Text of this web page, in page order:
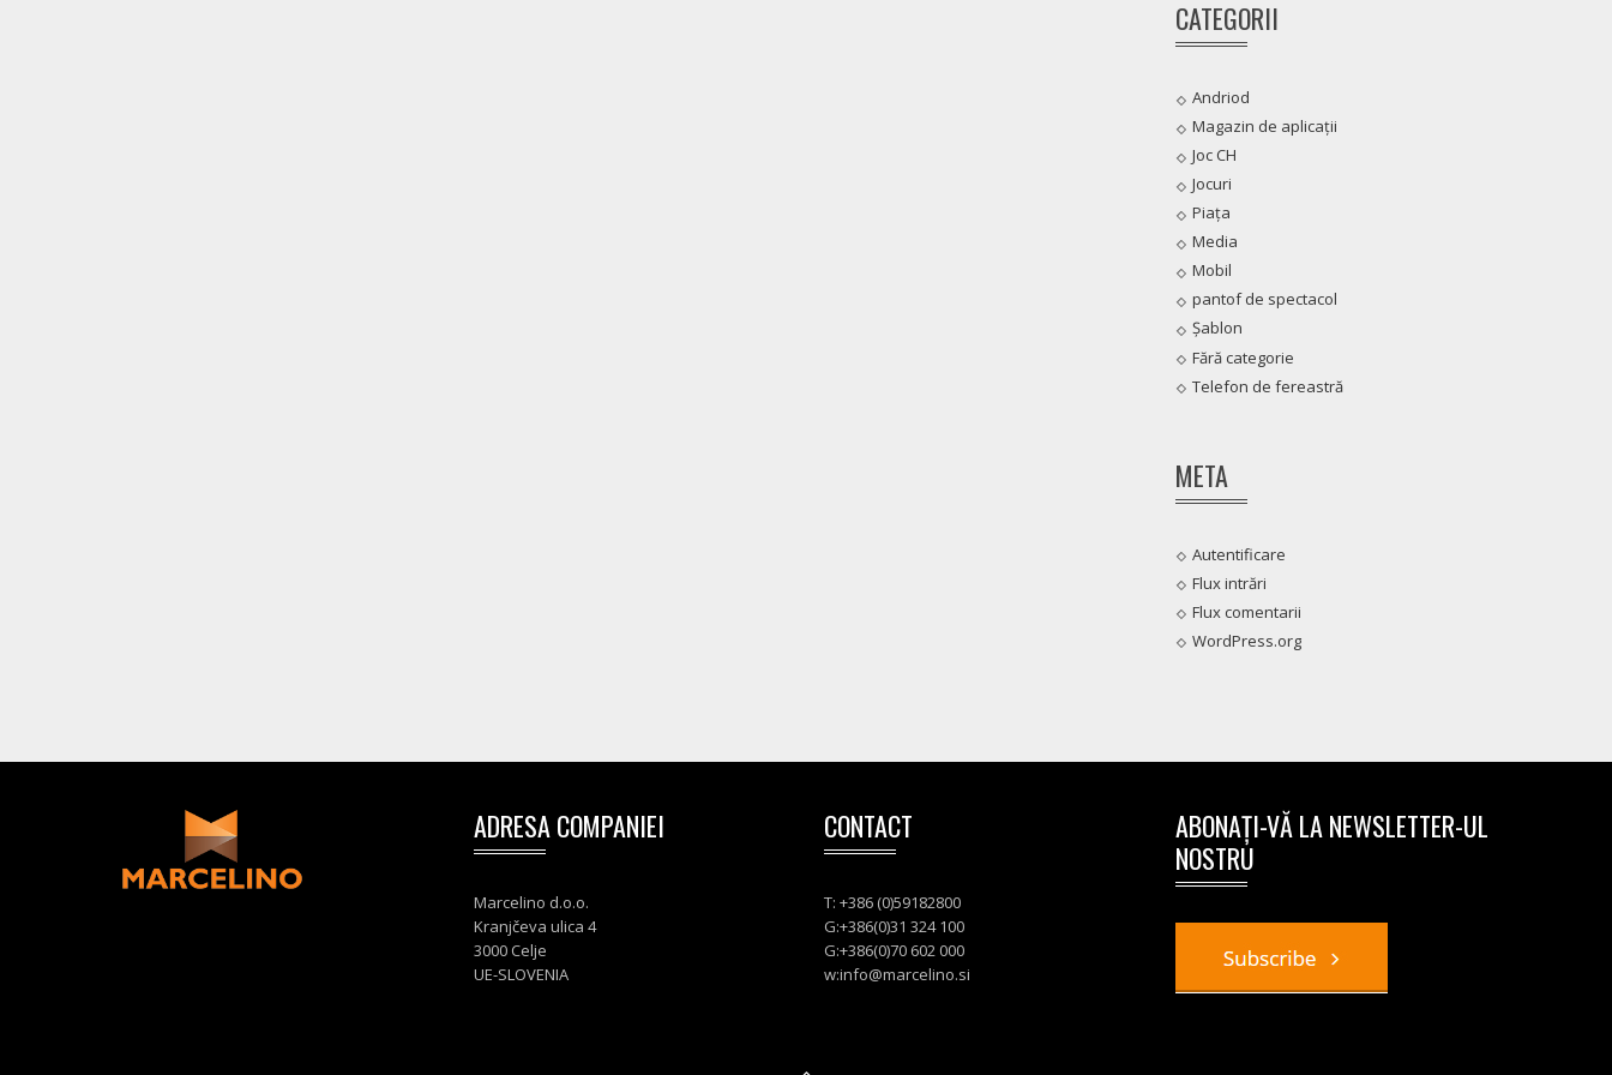
CATEGORII
Andriod
Magazin de aplicații
Joc CH
Jocuri
Piața
Media
Mobil
pantof de spectacol
Șablon
Fără categorie
Telefon de fereastră
META
Autentificare
Flux intrări
Flux comentarii
WordPress.org
ADRESA COMPANIEI
Marcelino d.o.o.
Kranjčeva ulica 4
3000 Celje
UE-SLOVENIA
CONTACT
T: +386 (0)59182800
G:+386(0)31 324 100
G:+386(0)70 602 000
w:info@marcelino.si
ABONAȚI-VĂ LA NEWSLETTER-UL
NOSTRU